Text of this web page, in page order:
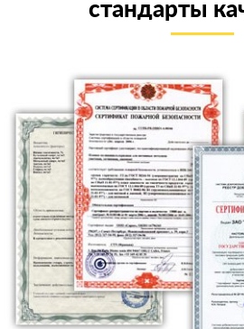
стандарты